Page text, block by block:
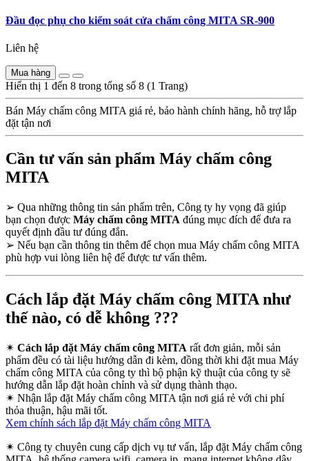
Đầu đọc phụ cho kiểm soát cửa chấm công MITA SR-900
Liên hệ
Mua hàng
Hiển thị 1 đến 8 trong tổng số 8 (1 Trang)
Bán Máy chấm công MITA giá rẻ, bảo hành chính hãng, hỗ trợ lắp
đặt tận nơi
Cần tư vấn sản phẩm Máy chấm công
MITA
➢ Qua những thông tin sản phẩm trên, Công ty hy vọng đã giúp
bạn chọn được Máy chấm công MITA đúng mục đích để đưa ra
quyết định đầu tư đúng đắn.
➢ Nếu bạn cần thông tin thêm để chọn mua Máy chấm công MITA
phù hợp vui lòng liên hệ để được tư vấn thêm.
Cách lắp đặt Máy chấm công MITA như
thế nào, có dễ không ???
✴ Cách lắp đặt Máy chấm công MITA rất đơn giản, mỗi sản
phẩm đều có tài liệu hướng dẫn đi kèm, đồng thời khi đặt mua Máy
chấm công MITA của công ty thì bộ phận kỹ thuật của công ty sẽ
hướng dẫn lắp đặt hoàn chỉnh và sử dụng thành thạo.
✴ Nhận lắp đặt Máy chấm công MITA tận nơi giá rẻ với chi phí
thỏa thuận, hậu mãi tốt.
Xem chính sách lắp đặt Máy chấm công MITA
✴ Công ty chuyên cung cấp dịch vụ tư vấn, lắp đặt Máy chấm công